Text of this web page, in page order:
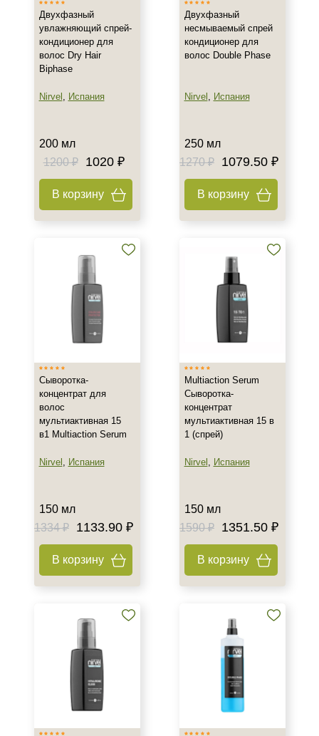
Корейская
Лечебная
Показать еще
Тип волос
Все типы волос
Действие
Восстановление
Назначение против
Алопеция
Результат
Блеск и сияние волос
Гладкость
Защита
Область применения
Волосы
Показать еще
Гиалуроновая кислота
Двухфазный
увлажняющий спрей-
кондиционер для
волос Dry Hair
Biphase
Nirvel , Испания
200 мл
1200 ₽
1020 ₽
В корзину
Двухфазный
несмываемый спрей
кондиционер для
волос Double Phase
Nirvel , Испания
250 мл
1270 ₽
1079.50 ₽
В корзину
Сыворотка-
концентрат для
волос
мультиактивная 15
в1 Multiaction Serum
Nirvel , Испания
150 мл
1334 ₽
1133.90 ₽
В корзину
Multiaction Serum
Сыворотка-
концентрат
мультиактивная 15 в
1 (спрей)
Nirvel , Испания
150 мл
1590 ₽
1351.50 ₽
В корзину